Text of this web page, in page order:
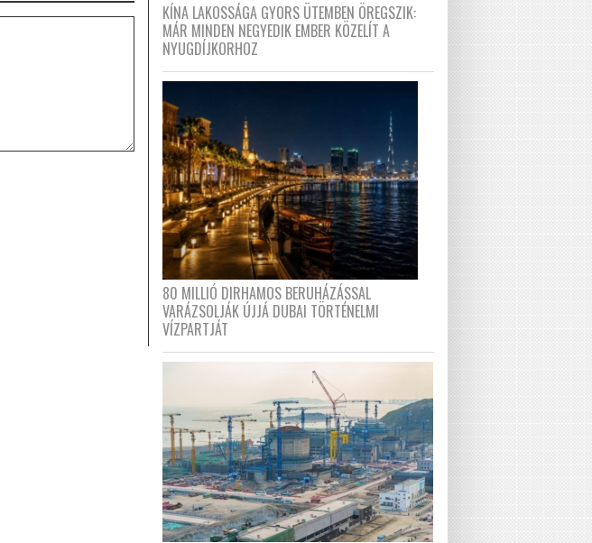
KÍNA LAKOSSÁGA GYORS ÜTEMBEN ÖREGSZIK:
MÁR MINDEN NEGYEDIK EMBER KÖZELÍT A
NYUGDÍJKORHOZ
80 MILLIÓ DIRHAMOS BERUHÁZÁSSAL
VARÁZSOLJÁK ÚJJÁ DUBAI TÖRTÉNELMI
VÍZPARTJÁT